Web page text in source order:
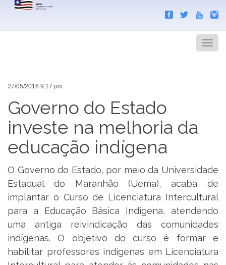
Menu
27/05/2016 9:17 pm
Governo do Estado
investe na melhoria da
educação indígena
O Governo do Estado, por meio da Universidade
Estadual do Maranhão (Uema), acaba de
implantar o Curso de Licenciatura Intercultural
para a Educação Básica Indígena, atendendo
uma antiga reivindicação das comunidades
indígenas. O objetivo do curso é formar e
habilitar professores indígenas em Licenciatura